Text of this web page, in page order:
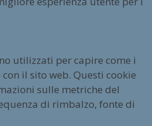
utilizzati per capire come i
il sito web. Questi cookie
sulle metriche del
di rimbalzo, fonte di